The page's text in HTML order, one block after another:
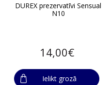
DUREX prezervatīvi Sensual
N10
14,00€
Ielikt grozā